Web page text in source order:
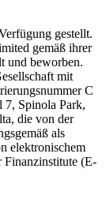
gestellt.
gemäß ihrer
und beworben.
mit
C
7, Spinola Park,
die von der
als
elektronischem
Finanzinstitute (E-